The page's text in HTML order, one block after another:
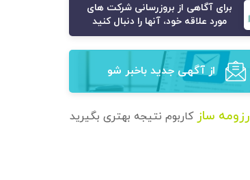
برای آگاهی از بروزرسانی شرکت های
مورد علاقه خود، آنها را دنبال کنید
از آگهی‌ جدید باخبر شو
رزومه ساز کاربوم نتیجه بهتری بگیرید